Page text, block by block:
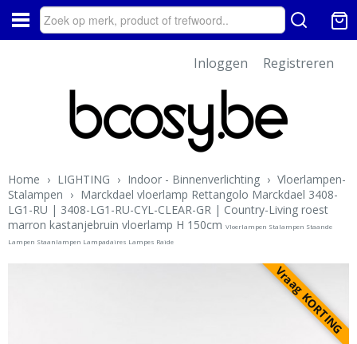
Inloggen Registreren
Home › LIGHTING › Indoor - Binnenverlichting › Vloerlampen-
Stalampen › Marckdael vloerlamp Rettangolo Marckdael 3408-
LG1-RU | 3408-LG1-RU-CYL-CLEAR-GR | Country-Living roest
marron kastanjebruin vloerlamp H 150cm Vloerlampen Stalampen Staande
Lampen Staanlampen Lampadaires Lampes Raide
Vraag KORTING